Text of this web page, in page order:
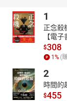
自序 找回布農族
《孤兒變地鼠》華
《孤兒變地鼠》布
【有聲書引言】
在卡尼都岸部落
福的生活。當他
颱風來襲，不幸
巫瑪斯自此成了
1
正念殺
【電子
$308
1 % (
2
時間的
$455